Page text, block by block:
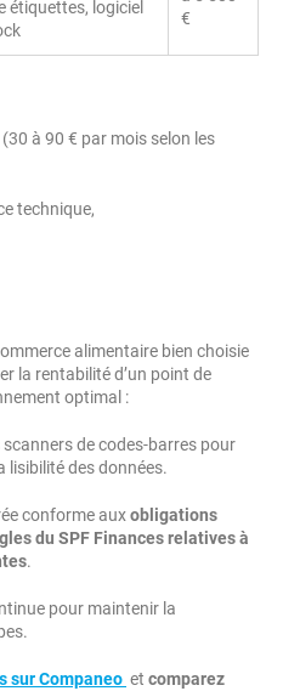
étiquettes, logiciel
€
à 90 € par mois selon les
technique,
alimentaire bien choisie
la rentabilité d’un point de
optimal :
scanners de codes-barres pour
lisibilité des données.
conforme auxobligations
du SPF Finances relatives à
.
pour maintenir la
sur Companeo et comparez